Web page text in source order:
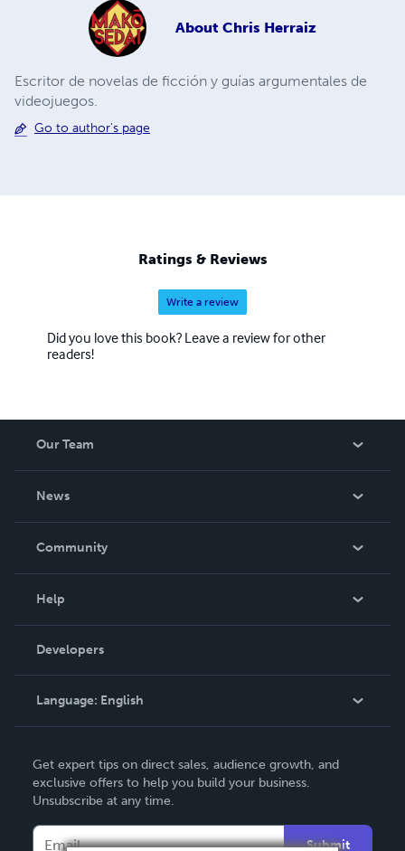
About Chris Herraiz
Escritor de novelas de ficción y guías argumentales de
videojuegos.
Go to author's page
Ratings & Reviews
Write a review
Did you love this book? Leave a review for other
readers!
Our Team
News
In The News
Community
Podcast
Help
Order Lookup
Knowledge Base
Contact Support
Developers
Language: English
Deutsch
Français
Italiano
Get expert tips on direct sales, audience growth, and
exclusive offers to help you build your business.
Unsubscribe at any time.
Submit